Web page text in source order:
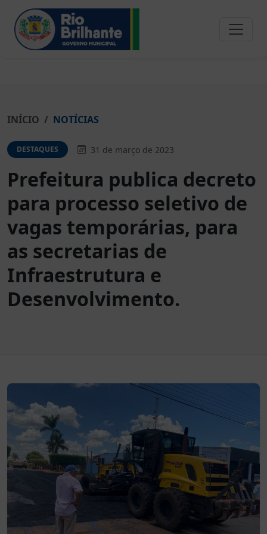
INÍCIO NOTÍCIAS
DESTAQUES 31 de março de 2023
Prefeitura publica decreto
para processo seletivo de
vagas temporárias, para
as secretarias de
Infraestrutura e
Desenvolvimento.